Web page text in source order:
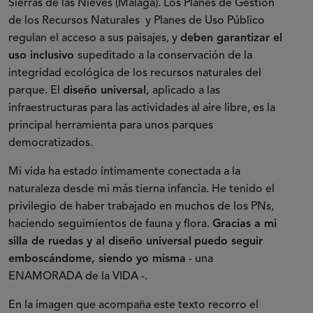
Sierras de las Nieves (Málaga). Los Planes de Gestión
de los Recursos Naturales y Planes de Uso Público
regulan el acceso a sus paisajes, y deben garantizar el
uso inclusivo supeditado a la conservación de la
integridad ecológica de los recursos naturales del
parque. El diseño universal, aplicado a las
infraestructuras para las actividades al aire libre, es la
principal herramienta para unos parques
democratizados.
Mi vida ha estado íntimamente conectada a la
naturaleza desde mi más tierna infancia. He tenido el
privilegio de haber trabajado en muchos de los PNs,
haciendo seguimientos de fauna y flora. Gracias a mi
silla de ruedas y al diseño universal
puedo seguir
emboscándome, siendo yo misma - una
ENAMORADA de la VIDA -.
En la imagen que acompaña este texto recorro el